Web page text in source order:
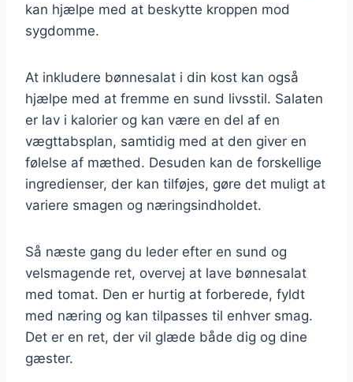
kan hjælpe med at beskytte kroppen mod
sygdomme.
At inkludere bønnesalat i din kost kan også
hjælpe med at fremme en sund livsstil. Salaten
er lav i kalorier og kan være en del af en
vægttabsplan, samtidig med at den giver en
følelse af mæthed. Desuden kan de forskellige
ingredienser, der kan tilføjes, gøre det muligt at
variere smagen og næringsindholdet.
Så næste gang du leder efter en sund og
velsmagende ret, overvej at lave bønnesalat
med tomat. Den er hurtig at forberede, fyldt
med næring og kan tilpasses til enhver smag.
Det er en ret, der vil glæde både dig og dine
gæster.